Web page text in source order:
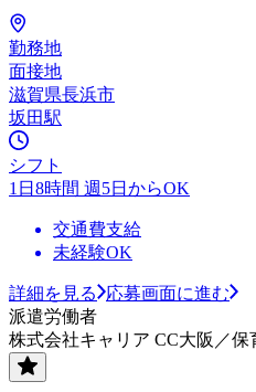
勤務地
面接地
滋賀県長浜市
坂田駅
シフト
1日8時間 週5日からOK
交通費支給
未経験OK
詳細を見る
応募画面に進む
派遣労働者
株式会社キャリア CC大阪／保